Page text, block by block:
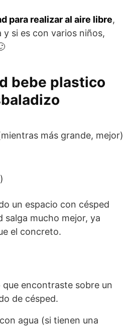
para realizar al aire libre,
y si es con varios niños,
más grande, mejor)
un espacio con césped
salga mucho mejor, ya
el concreto.
que encontraste sobre un
de césped.
agua (si tienen una